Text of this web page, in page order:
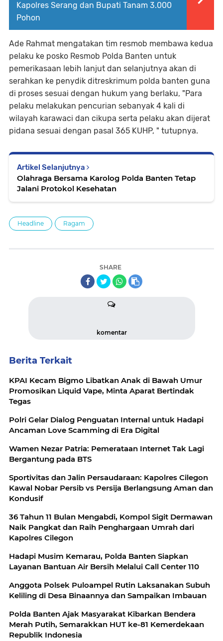
Kapolres Serang dan Bupati Tanam 3.000
Pohon
Ade Rahmat mengatakan tim resmob membawa kedua
pelaku ke posko Resmob Polda Banten untuk
pemerikasaan lebih lanjut dan selanjutnya akan di
serahkan ke penydik ditreskrimum polda banten guna
di proses sesuai dengan hukum yang berlaku, "Para
pelaku melakukan pencurian sebanyak 4 kali di
wilayah karawaci dan cikupa serta pelaku akan dijerat
pidana sesuai dengan pasal 365 KUHP, " tutupnya.
Artikel Selanjutnya
Olahraga Bersama Karolog Polda Banten Tetap
Jalani Protokol Kesehatan
Headline Ragam
SHARE
komentar
Berita Terkait
KPAI Kecam Bigmo Libatkan Anak di Bawah Umur
Promosikan Liquid Vape, Minta Aparat Bertindak
Tegas
Polri Gelar Dialog Penguatan Internal untuk Hadapi
Ancaman Love Scamming di Era Digital
Wamen Nezar Patria: Pemerataan Internet Tak Lagi
Bergantung pada BTS
Sportivitas dan Jalin Persaudaraan: Kapolres Cilegon
Kawal Nobar Persib vs Persija Berlangsung Aman dan
Kondusif
36 Tahun 11 Bulan Mengabdi, Kompol Sigit Dermawan
Naik Pangkat dan Raih Penghargaan Umrah dari
Kapolres Cilegon
Hadapi Musim Kemarau, Polda Banten Siapkan
Layanan Bantuan Air Bersih Melalui Call Center 110
Anggota Polsek Puloampel Rutin Laksanakan Subuh
Keliling di Desa Binaannya dan Sampaikan Imbauan
Polda Banten Ajak Masyarakat Kibarkan Bendera
Merah Putih, Semarakkan HUT ke-81 Kemerdekaan
Republik Indonesia